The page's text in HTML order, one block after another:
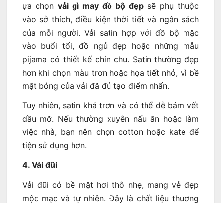
ựa chọn vải gì may đồ bộ đẹp sẽ phụ thuộc
vào sở thích, điều kiện thời tiết và ngân sách
của mỗi người. Vải satin hợp với đồ bộ mặc
vào buổi tối, đồ ngủ đẹp hoặc những mẫu
pijama có thiết kế chỉn chu. Satin thường đẹp
hơn khi chọn màu trơn hoặc họa tiết nhỏ, vì bề
mặt bóng của vải đã đủ tạo điểm nhấn.
Tuy nhiên, satin khá trơn và có thể dễ bám vết
dầu mỡ. Nếu thường xuyên nấu ăn hoặc làm
việc nhà, bạn nên chọn cotton hoặc kate để
tiện sử dụng hơn.
4. Vải đũi
Vải đũi có bề mặt hơi thô nhẹ, mang vẻ đẹp
mộc mạc và tự nhiên. Đây là chất liệu thương